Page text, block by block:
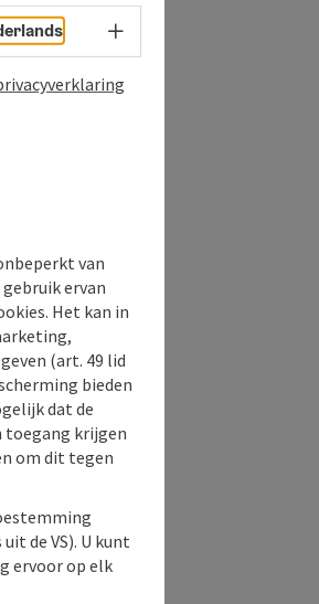
Taalkeuze - menu openen
van
ervan
Het kan in
(art. 49 lid
bieden
dat de
toegang krijgen
om dit tegen
de VS). U kunt
ervoor op elk